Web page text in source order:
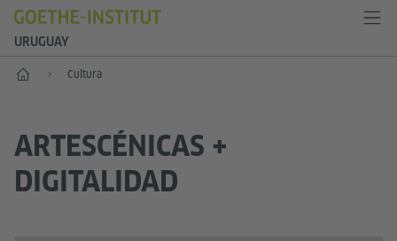
URUGUAY
Inicio Cultura
ARTESCÉNICAS +
DIGITALIDAD